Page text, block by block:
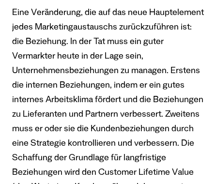
Eine Veränderung, die auf das neue Hauptelement
jedes Marketingaustauschs zurückzuführen ist:
die Beziehung. In der Tat muss ein guter
Vermarkter heute in der Lage sein,
Unternehmensbeziehungen zu managen. Erstens
die internen Beziehungen, indem er ein gutes
internes Arbeitsklima fördert und die Beziehungen
zu Lieferanten und Partnern verbessert. Zweitens
muss er oder sie die Kundenbeziehungen durch
eine Strategie kontrollieren und verbessern. Die
Schaffung der Grundlage für langfristige
Beziehungen wird den Customer Lifetime Value